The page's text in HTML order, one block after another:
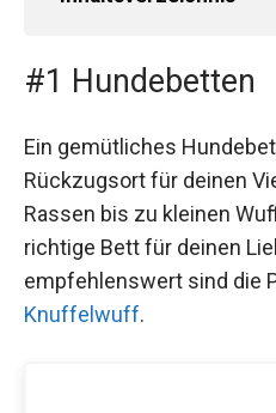
#1 Hundebetten
Ein gemütliches
Rückzugsort für deinen
Rassen bis zu kleinen
richtige Bett für deinen
empfehlenswert sind die
Knuffelwuff.